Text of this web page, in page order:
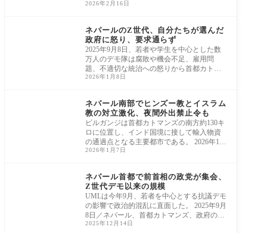
光景が
2026年2月16日
ネパールのZ世代、自分たちが選んだ
政府に怒り、要求通らず
2025年9月8日、若者や学生を中心とした数
万人のデモ隊は腐敗や機会不足、雇用問
題、不適切な統治への怒りから首都カトマ
ンズに集結
2026年1月8日
ネパール南部でヒンズー教とイスラム
教の対立激化、夜間外出禁止令も
ビルガンジは首都カトマンズの南方約130キ
ロに位置し、インド国境に接して輸入物資
の通過点となる主要都市である。 2026年1月
4日／
2026年1月7日
ネパール首都で前首相の政党が集会、
Z世代デモ以来の規模
UMLは今年9月、若者を中心とする抗議デモ
の影響で政治的混乱に直面した。 2025年9月
8日／ネパール、首都カトマンズ、政府のSN
S禁止令
2025年12月14日